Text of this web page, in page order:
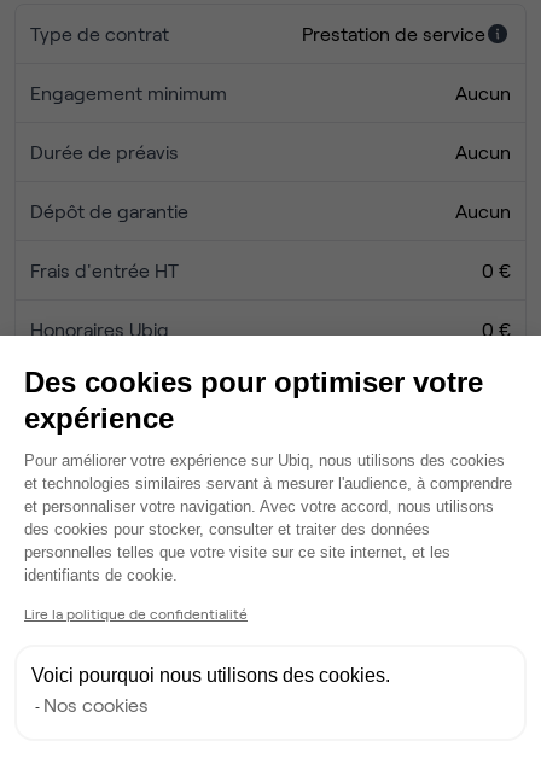
Type de contrat Prestation de service
Engagement minimum Aucun
Durée de préavis Aucun
Dépôt de garantie Aucun
Frais d'entrée HT 0 €
Honoraires Ubiq 0 €
Services
Câblage RJ45
Fibre
Espace d'attente
Espace détente
Tables / chaises
Scanner
Photocopieur
Des cookies pour optimiser votre
expérience
Plateforme de Gestion du
Pour améliorer votre expérience sur Ubiq, nous utilisons des cookies
et technologies similaires servant à mesurer l'audience, à comprendre
et personnaliser votre navigation. Avec votre accord, nous utilisons
des cookies pour stocker, consulter et traiter des données
personnelles telles que votre visite sur ce site internet, et les
identifiants de cookie.
Lire la politique de confidentialité
Voici pourquoi nous utilisons des cookies.
Nos cookies